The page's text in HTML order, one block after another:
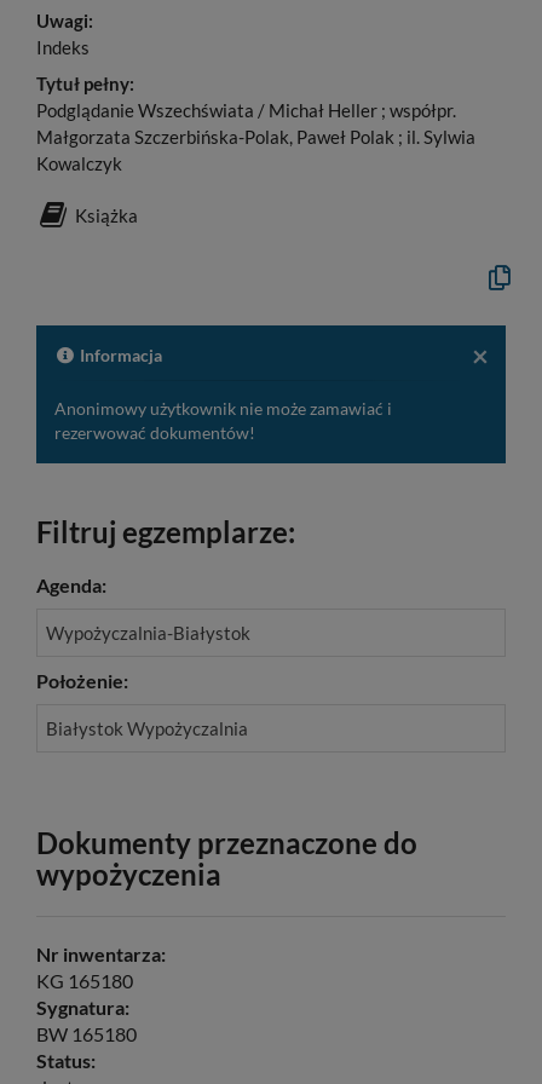
Uwagi:
Indeks
Tytuł pełny:
Podglądanie Wszechświata / Michał Heller ; współpr.
Małgorzata Szczerbińska-Polak, Paweł Polak ; il. Sylwia
Kowalczyk
Książka
Kopiuj
do
×
Informacja
Anonimowy użytkownik nie może zamawiać i
rezerwować dokumentów!
Filtruj egzemplarze:
Agenda:
Wypożyczalnia-Białystok
Położenie:
Białystok Wypożyczalnia
Dokumenty przeznaczone do
wypożyczenia
Nr inwentarza:
KG 165180
Sygnatura:
BW 165180
Status: